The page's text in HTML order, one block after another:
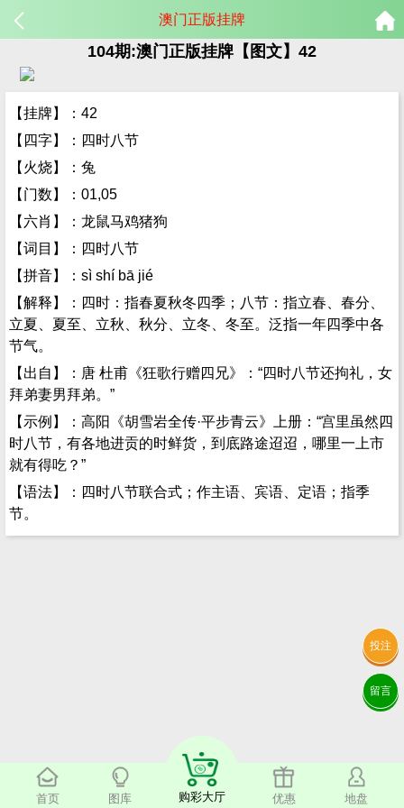
首页 图库 购彩大厅 优惠 地盘
投注
留言
澳门正版挂牌
104期:澳门正版挂牌【图文】42
【挂牌】：42
【四字】：四时八节
【火烧】：兔
【门数】：01,05
【六肖】：龙鼠马鸡猪狗
【词目】：四时八节
【拼音】：sì shí bā jié
【解释】：四时：指春夏秋冬四季；八节：指立春、春分、
立夏、夏至、立秋、秋分、立冬、冬至。泛指一年四季中各
节气。
【出自】：唐 杜甫《狂歌行赠四兄》：“四时八节还拘礼，女
拜弟妻男拜弟。”
【示例】：高阳《胡雪岩全传·平步青云》上册：“宫里虽然四
时八节，有各地进贡的时鲜货，到底路途迢迢，哪里一上市
就有得吃？”
【语法】：四时八节联合式；作主语、宾语、定语；指季
节。